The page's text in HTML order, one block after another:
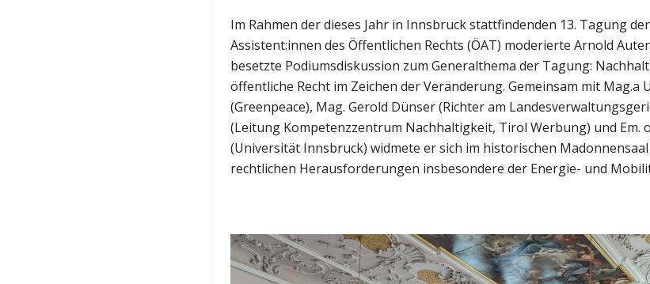
Im Rahmen der dieses Jahr in Innsbruck stattfindenden 13. Tagung
Assistent:innen des Öffentlichen Rechts (ÖAT) moderierte Arnold
besetzte Podiumsdiskussion zum Generalthema der Tagung:
öffentliche Recht im Zeichen der Veränderung. Gemeinsam mit Mag.a
(Greenpeace), Mag. Gerold Dünser (Richter am
(Leitung Kompetenzzentrum Nachhaltigkeit, Tirol Werbung) und Em.
(Universität Innsbruck) widmete er sich im historischen
rechtlichen Herausforderungen insbesondere der Energie- und